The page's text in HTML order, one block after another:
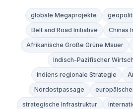
globale Megaprojekte
Belt and Road Initiative
Chinas
Afrikanische Große Grüne Mauer
Indisch-Pazifischer
Indiens regionale Strategie
Nordostpassage
strategische Infrastruktur